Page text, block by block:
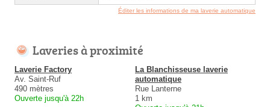
Éditer les informations de ma laverie automatique
Laveries à proximité
Laverie Factory
Av. Saint-Ruf
490 mètres
Ouverte jusqu'à 22h
La Blanchisseuse laverie
automatique
Rue Lanterne
1 km